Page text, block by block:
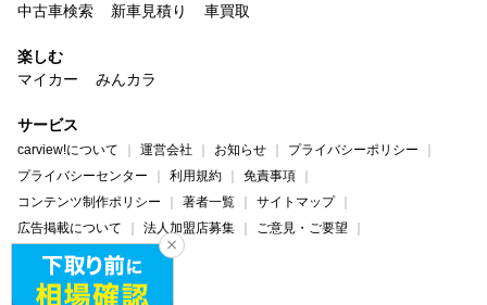
中古車検索
新車見積り 車買取
楽しむ
マイカー
みんカラ
サービス
carview!について 運営会社 お知らせ
プライバシーポリシー
プライバシーセンター
利用規約
免責事項
コンテンツ制作ポリシー
著者一覧
サイトマップ
広告掲載について
法人加盟店募集
ご意見・ご要望
ヘルプ・お問い合わせ